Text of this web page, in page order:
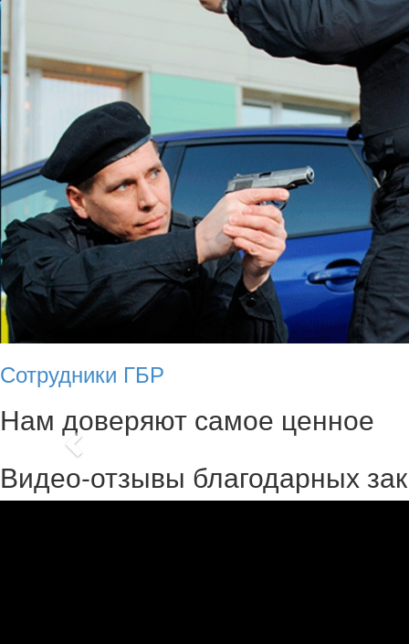
Сотрудники ГБР
Нам доверяют самое ценное
Наша компания занимается
сегмента, нужно
Previous
Видео-отзывы благодарных